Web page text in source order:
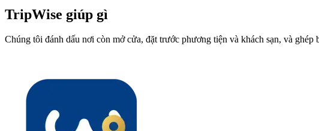
TripWise giúp gì
Chúng tôi đánh dấu nơi còn mở cửa, đặt trước phương tiện và khách sạn, và